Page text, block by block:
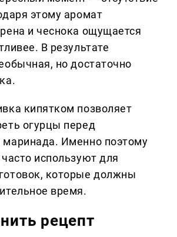
этому аромат
и чеснока ощущается
В результате
но достаточно
кипятком позволяет
огурцы перед
Именно поэтому
используют для
которые должны
время.
рецепт